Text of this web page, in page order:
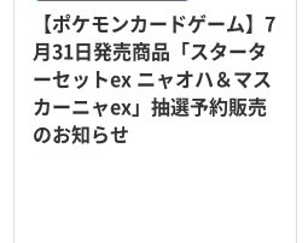
【ポケモンカードゲーム】7
月31日発売商品「スタータ
ーセットex ニャオハ＆マス
カーニャex」抽選予約販売
のお知らせ